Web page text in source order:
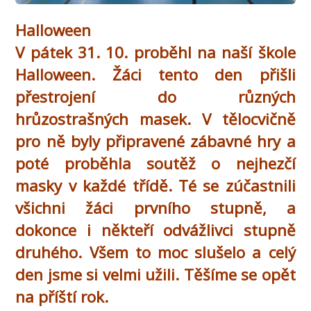
Halloween
V pátek 31. 10. proběhl na naší škole
Halloween. Žáci tento den přišli
přestrojení do různých
hrůzostrašných masek. V tělocvičně
pro ně byly připravené zábavné hry a
poté proběhla soutěž o nejhezčí
masky v každé třídě. Té se zúčastnili
všichni žáci prvního stupně, a
dokonce i někteří odvážlivci stupně
druhého. Všem to moc slušelo a celý
den jsme si velmi užili. Těšíme se opět
na příští rok.